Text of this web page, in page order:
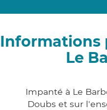
Informations
Le
Impanté à Le
Doubs et sur